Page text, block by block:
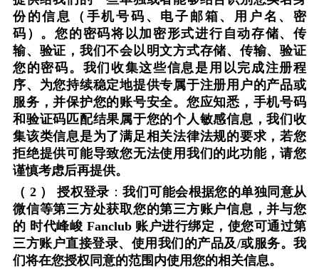
份的信息（手机号码、电子邮箱、用户名、密
码）。您的密码将以加密形式进行自动存储、传
输、验证，我们不会以明文方式存储、传输、验证
您的密码。我们收集这些信息是用以完成注册程
序、为您持续稳定地提供专属于注册用户的产品或
服务，并保护您的账号安全。您应知悉，手机号码
和验证码匹配结果属于您的个人敏感信息，我们收
集该类信息是为了满足相关法律法规的要求，若您
拒绝提供可能导致您无法使用我们的此功能，请您
谨慎考虑后再提供。
（ 2 ） 授权登录 ：我们可能会根据您的单独同意从
微信等第三方处获取您的第三方账户信息，并与您
的 时代峰峻 Fanclub 账户进行绑定，使您可通过第
三方账户直接登录、使用我们的产品及/或服务。我
们将在您授权同意的范围内使用您的相关信息。